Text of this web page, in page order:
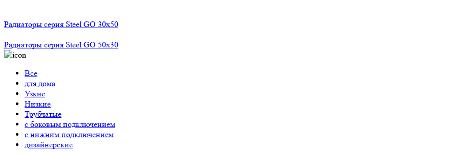
Радиаторы серия Steel GO 30х50
Радиаторы серия Steel GO 50х30
Все
для дома
Узкие
Низкие
Трубчатые
с боковым подключением
с нижним подключением
дизайнерские